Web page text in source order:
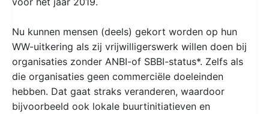
Nu kunnen mensen (deels) gekort worden op hun
WW-uitkering als zij vrijwilligerswerk willen doen bij
organisaties zonder ANBI-of SBBI-status*. Zelfs als
die organisaties geen commerciële doeleinden
hebben. Dat gaat straks veranderen, waardoor
bijvoorbeeld ook lokale buurtinitiatieven en